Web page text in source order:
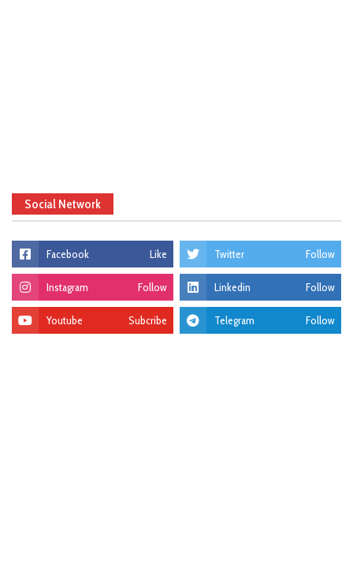
Social Network
Facebook Like Twitter Follow
Instagram Follow Linkedin Follow
Youtube Subcribe Telegram Follow